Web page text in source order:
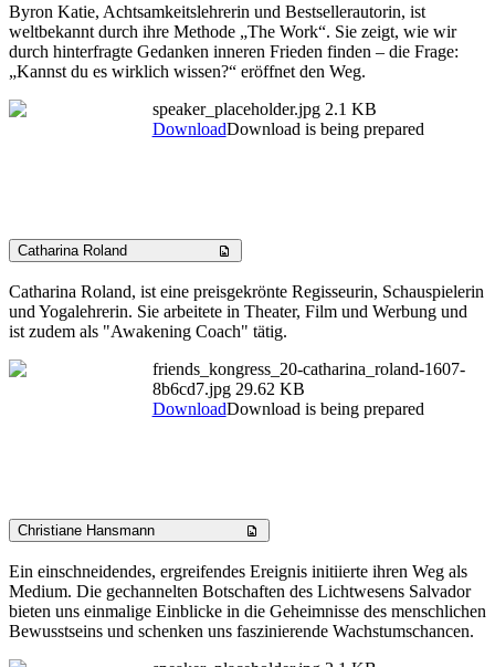
Byron Katie, Achtsamkeitslehrerin und Bestsellerautorin, ist
weltbekannt durch ihre Methode „The Work“. Sie zeigt, wie wir
durch hinterfragte Gedanken inneren Frieden finden – die Frage:
„Kannst du es wirklich wissen?“ eröffnet den Weg.
speaker_placeholder.jpg 2.1 KB
DownloadDownload is being prepared
Catharina Roland
Catharina Roland, ist eine preisgekrönte Regisseurin, Schauspielerin
und Yogalehrerin. Sie arbeitete in Theater, Film und Werbung und
ist zudem als "Awakening Coach" tätig.
friends_kongress_20-catharina_roland-1607-
8b6cd7.jpg 29.62 KB
DownloadDownload is being prepared
Christiane Hansmann
Ein einschneidendes, ergreifendes Ereignis initiierte ihren Weg als
Medium. Die gechannelten Botschaften des Lichtwesens Salvador
bieten uns einmalige Einblicke in die Geheimnisse des menschlichen
Bewusstseins und schenken uns faszinierende Wachstumschancen.